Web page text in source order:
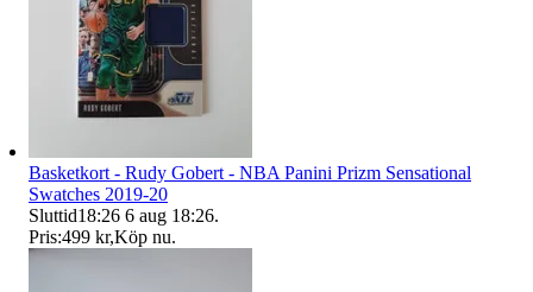
Basketkort - Rudy Gobert - NBA Panini Prizm Sensational
Swatches 2019-20
Sluttid18:26 6 aug 18:26.
Pris:499 kr,Köp nu.